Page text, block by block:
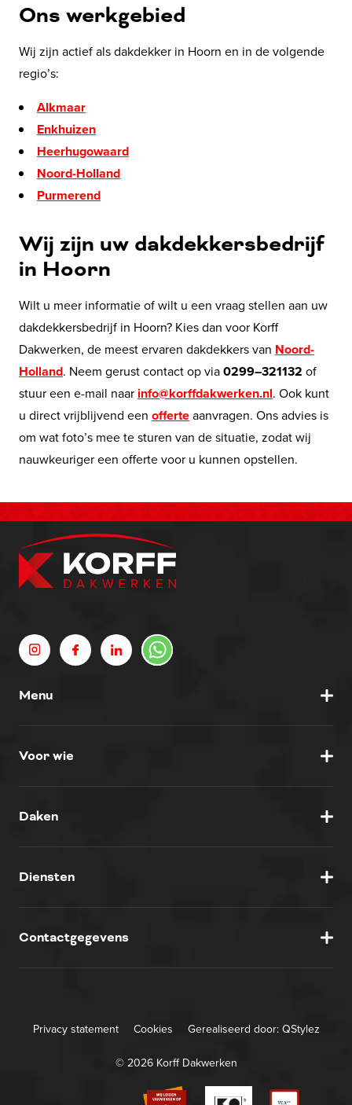
Ons werkgebied
Wij zijn actief als dakdekker in Hoorn en in de volgende
regio’s:
Alkmaar
Enkhuizen
Heerhugowaard
Noord-Holland
Purmerend
Wij zijn uw dakdekkersbedrijf
in Hoorn
Wilt u meer informatie of wilt u een vraag stellen aan uw
dakdekkersbedrijf in Hoorn? Kies dan voor Korff
Dakwerken, de meest ervaren dakdekkers van Noord-
Holland. Neem gerust contact op via0299–321132 of
stuur een e-mail naar info@korffdakwerken.nl. Ook kunt
u direct vrijblijvend een offerteaanvragen. Ons advies is
om wat foto’s mee te sturen van de situatie, zodat wij
nauwkeuriger een offerte voor u kunnen opstellen.
Menu
Voor wie
Daken
Diensten
Contactgegevens
Privacy statement Cookies Gerealiseerd door: QStylez
© 2026 Korff Dakwerken